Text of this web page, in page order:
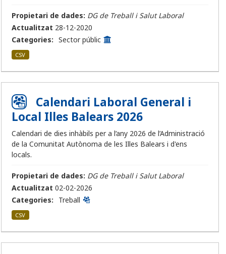
Propietari de dades: DG de Treball i Salut Laboral
Actualitzat 28-12-2020
Categories: Sector públic
CSV
Calendari Laboral General i
Local Illes Balears 2026
Calendari de dies inhàbils per a l’any 2026 de l’Administració
de la Comunitat Autònoma de les Illes Balears i d'ens
locals.
Propietari de dades: DG de Treball i Salut Laboral
Actualitzat 02-02-2026
Categories:
Treball
CSV